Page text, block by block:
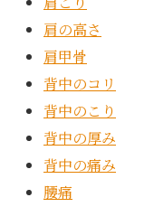
肩の高さ
肩甲骨
背中のコリ
背中のこり
背中の厚み
背中の痛み
腰痛